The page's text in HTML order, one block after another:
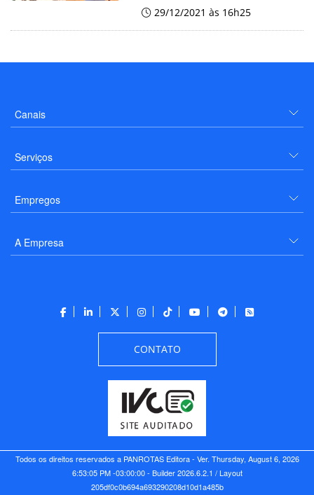
29/12/2021 às 16h25
Canais
Serviços
Empregos
A Empresa
CONTATO
Todos os direitos reservados a PANROTAS Editora - Ver. Thursday, August 6, 2026
6:53:05 PM -03:00:00 - Builder 2026.6.2.1 / Layout
205df0c0b694a693290208d10d1a485b